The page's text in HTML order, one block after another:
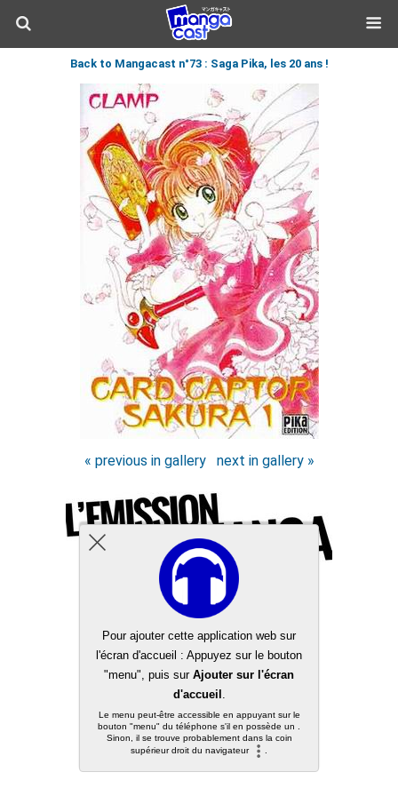
Back to Mangacast n°73 : Saga Pika, les 20 ans !
« previous in gallery next in gallery »
Back to top